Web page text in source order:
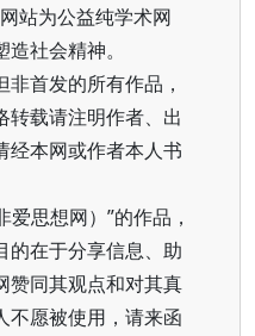
站为公益纯学术网
社会精神。
首发的所有作品，
转载请注明作者、出
经本网或作者本人书
爱思想网）”的作品，
的在于分享信息、助
赞同其观点和对其真
不愿被使用，请来函